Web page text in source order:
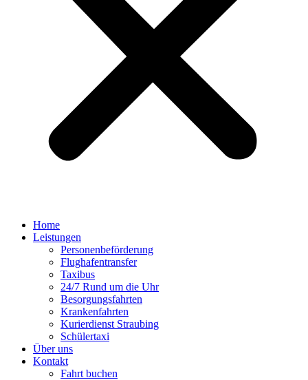
Home
Leistungen
Personenbeförderung
Flughafentransfer
Taxibus
24/7 Rund um die Uhr
Besorgungsfahrten
Krankenfahrten
Kurierdienst Straubing
Schülertaxi
Über uns
Kontakt
Fahrt buchen